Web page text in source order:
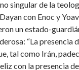
singular de la
con Enoc y
un estado-
“La presencia
tal como Irán,
con la presencia